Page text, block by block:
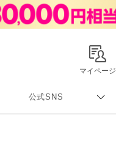
マイページ
公式SNS